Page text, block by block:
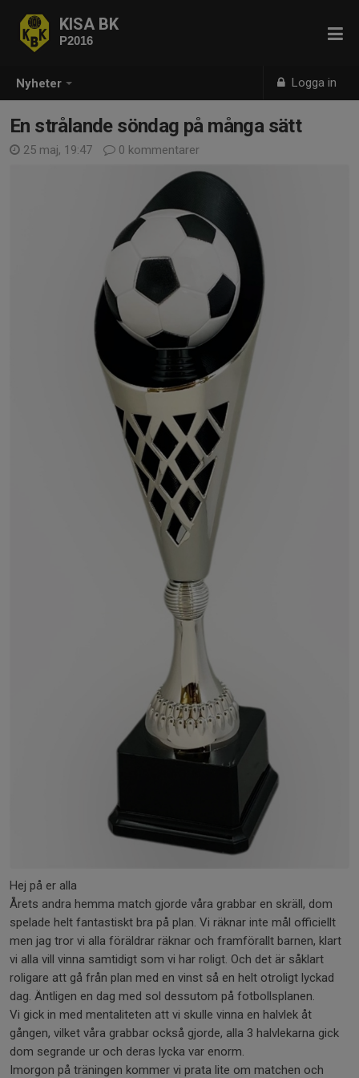
Nyheter Logga in
KISA BK
P2016
En strålande söndag på många sätt
25 maj, 19:47 0 kommentarer
Hej på er alla
Årets andra hemma match gjorde våra grabbar en skräll, dom
spelade helt fantastiskt bra på plan. Vi räknar inte mål officiellt
men jag tror vi alla föräldrar räknar och framförallt barnen, klart
vi alla vill vinna samtidigt som vi har roligt. Och det är såklart
roligare att gå från plan med en vinst så en helt otroligt lyckad
dag. Äntligen en dag med sol dessutom på fotbollsplanen.
Vi gick in med mentaliteten att vi skulle vinna en halvlek åt
gången, vilket våra grabbar också gjorde, alla 3 halvlekarna gick
dom segrande ur och deras lycka var enorm.
Imorgon på träningen kommer vi prata lite om matchen och